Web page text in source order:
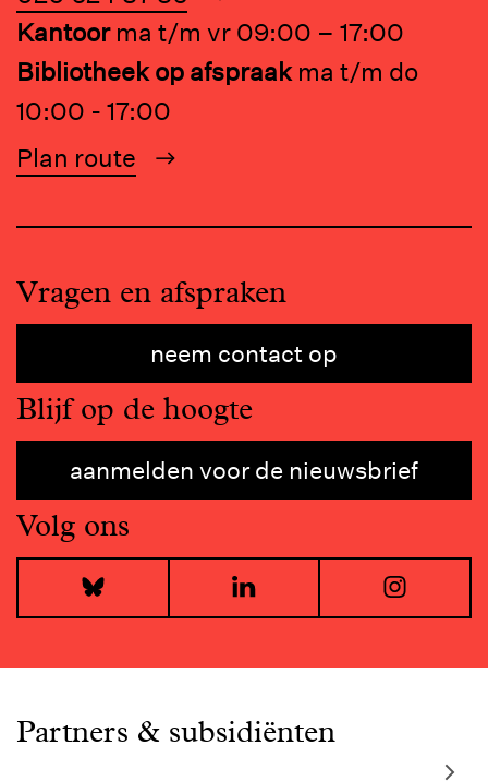
Kantoor ma t/m vr 09:00 – 17:00
Bibliotheek op afspraak ma t/m do
10:00 - 17:00
Plan route
Vragen en afspraken
neem contact op
Blijf op de hoogte
aanmelden voor de nieuwsbrief
Volg ons
Bluesky LinkedIn
Partners & subsidiënten